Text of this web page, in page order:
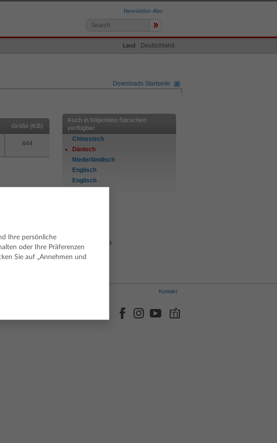
Newsletter-Abo
»
Land Deutschland
Downloads Startseite
Größe (KB)
844
Auch in folgenden Sprachen
verfügbar
Chinesisch
Dänisch
Niederländisch
Englisch
Englisch
Portugiesisch
Spanisch
Kontakt
Ihre persönliche
oder Ihre Präferenzen
Sie auf „Annehmen und